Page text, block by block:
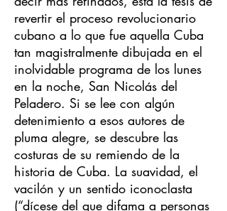
revertir el proceso revolucionario
cubano a lo que fue aquella Cuba
tan magistralmente dibujada en el
inolvidable programa de los lunes
en la noche, San Nicolás del
Peladero. Si se lee con algún
detenimiento a esos autores de
pluma alegre, se descubre las
costuras de su remiendo de la
historia de Cuba. La suavidad, el
vacilón y un sentido iconoclasta
(“dícese del que difama a personas